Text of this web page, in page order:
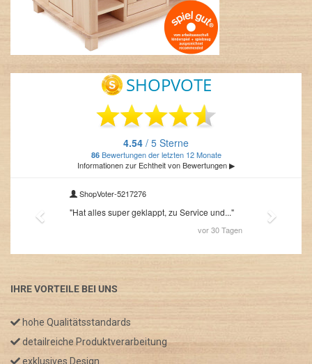
IHRE VORTEILE BEI UNS
hohe Qualitätsstandards
detailreiche Produktverarbeitung
exklusives Design